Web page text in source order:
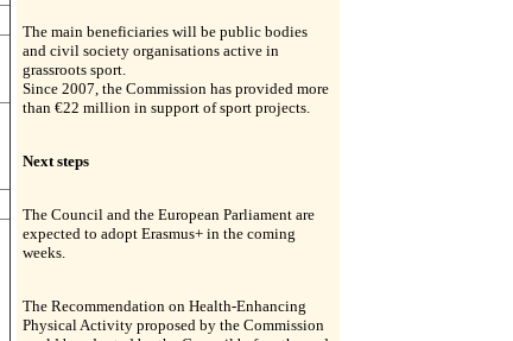
The main beneficiaries will be public bodies
and civil society organisations active in
grassroots sport.
Since 2007, the Commission has provided more
than €22 million in support of sport projects.
Next steps
The Council and the European Parliament are
expected to adopt Erasmus+ in the coming
weeks.
The Recommendation on Health-Enhancing
Physical Activity proposed by the Commission